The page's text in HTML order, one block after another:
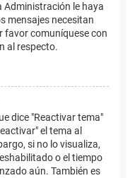
Administración le haya
mensajes necesitan
favor comuníquese con
al respecto.
dice "Reactivar tema"
el tema al
si no lo visualiza,
o el tiempo
aún. También es